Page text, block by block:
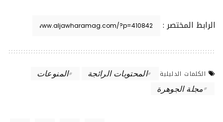
الرابط المختصر :
الكلمات الدليلية المحتويات الرائجة
المنوعات
مجلة الجوهرة